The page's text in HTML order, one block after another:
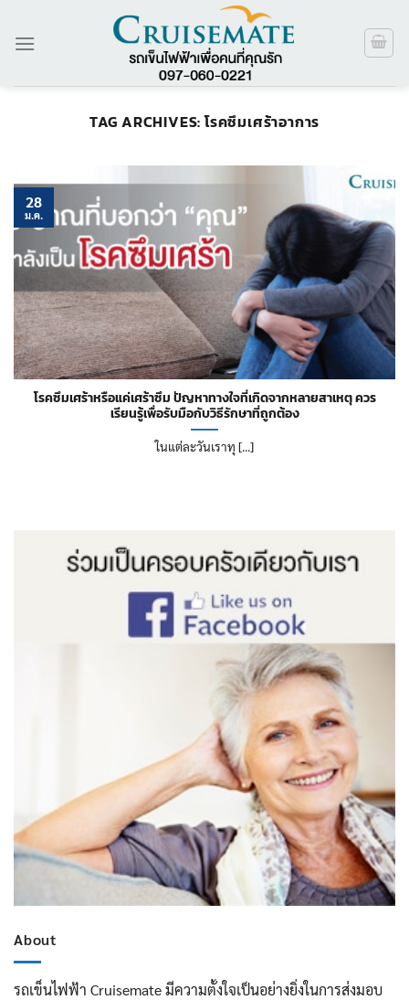
TAG ARCHIVES:โรคซึมเศร้าอาการ
โรคซึมเศร้าหรือแค่เศร้าซึม ปัญหาทางใจที่เกิดจากหลายสาเหตุ ควร
เรียนรู้เพื่อรับมือกับวิธีรักษาที่ถูกต้อง
ในแต่ละวันเราทุ [...]
28
ม.ค.
About
รถเข็นไฟฟ้า Cruisemate มีความตั้งใจเป็นอย่างยิ่งในการส่งมอบ